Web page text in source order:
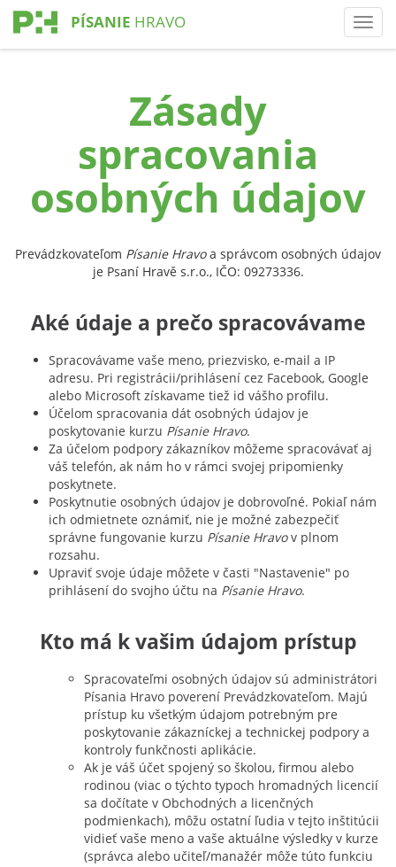
PÍSANIE HRAVO
Zásady
spracovania
osobných údajov
Prevádzkovateľom Písanie Hravoa správcom osobných údajov
je Psaní Hravě s.r.o., IČO: 09273336.
Aké údaje a prečo spracovávame
Spracovávame vaše meno, priezvisko, e-mail a IP
adresu. Pri registrácii/prihlásení cez Facebook, Google
alebo Microsoft získavame tiež id vášho profilu.
Účelom spracovania dát osobných údajov je
poskytovanie kurzu Písanie Hravo.
Za účelom podpory zákazníkov môžeme spracovávať aj
váš telefón, ak nám ho v rámci svojej pripomienky
poskytnete.
Poskytnutie osobných údajov je dobrovoľné. Pokiaľ nám
ich odmietnete oznámiť, nie je možné zabezpečiť
správne fungovanie kurzu Písanie Hravov plnom
rozsahu.
Upraviť svoje údaje môžete v časti "Nastavenie" po
prihlásení do svojho účtu na Písanie Hravo.
Kto má k vašim údajom prístup
Spracovateľmi osobných údajov sú administrátori
Písania Hravo poverení Prevádzkovateľom. Majú
prístup ku všetkým údajom potrebným pre
poskytovanie zákazníckej a technickej podpory a
kontroly funkčnosti aplikácie.
Ak je váš účet spojený so školou, firmou alebo
rodinou (viac o týchto typoch hromadných licencií
sa dočítate v Obchodných a licenčných
podmienkach), môžu ostatní ľudia v tejto inštitúcii
vidieť vaše meno a vaše aktuálne výsledky v kurze
(správca alebo učiteľ/manažér môže túto funkciu